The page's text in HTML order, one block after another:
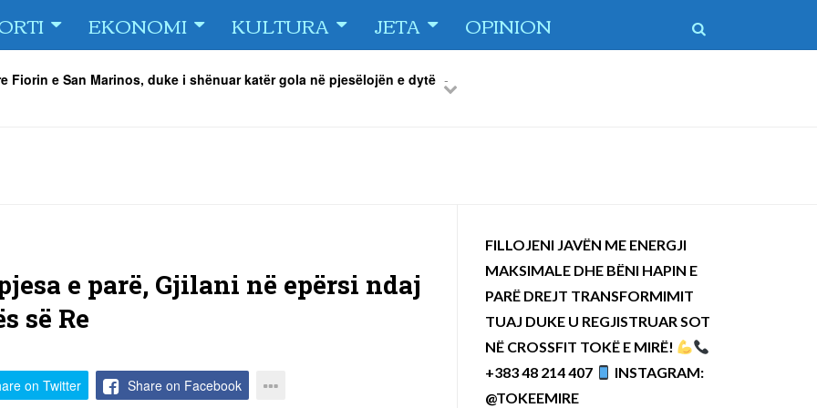
EKONOMI KULTURA JETA OPINION
Fiorin e San Marinos, duke i shënuar katër gola në pjesëlojën e dytë
Orhan Abdi -06/08/2026
këta lojtarë
PreviousNext
e parë, Gjilani në epërsi ndaj
së Re
on Twitter Share on Facebook
FILLOJENI JAVËN ME ENERGJI
MAKSIMALE DHE BËNI HAPIN E
PARË DREJT TRANSFORMIMIT
TUAJ DUKE U REGJISTRUAR SOT
NË CROSSFIT TOKË E MIRË!
+383 48 214 407
INSTAGRAM:
@TOKEEMIRE